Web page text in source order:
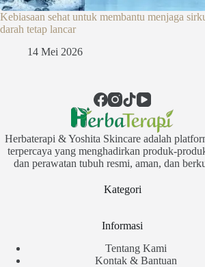
Kebiasaan sehat untuk membantu menjaga
darah tetap lancar
14 Mei 2026
Herbaterapi & Yoshita Skincare adalah
terpercaya yang menghadirkan produk-
dan perawatan tubuh resmi, aman, dan
Kategori
Informasi
Tentang Kami
Kontak & Bantuan